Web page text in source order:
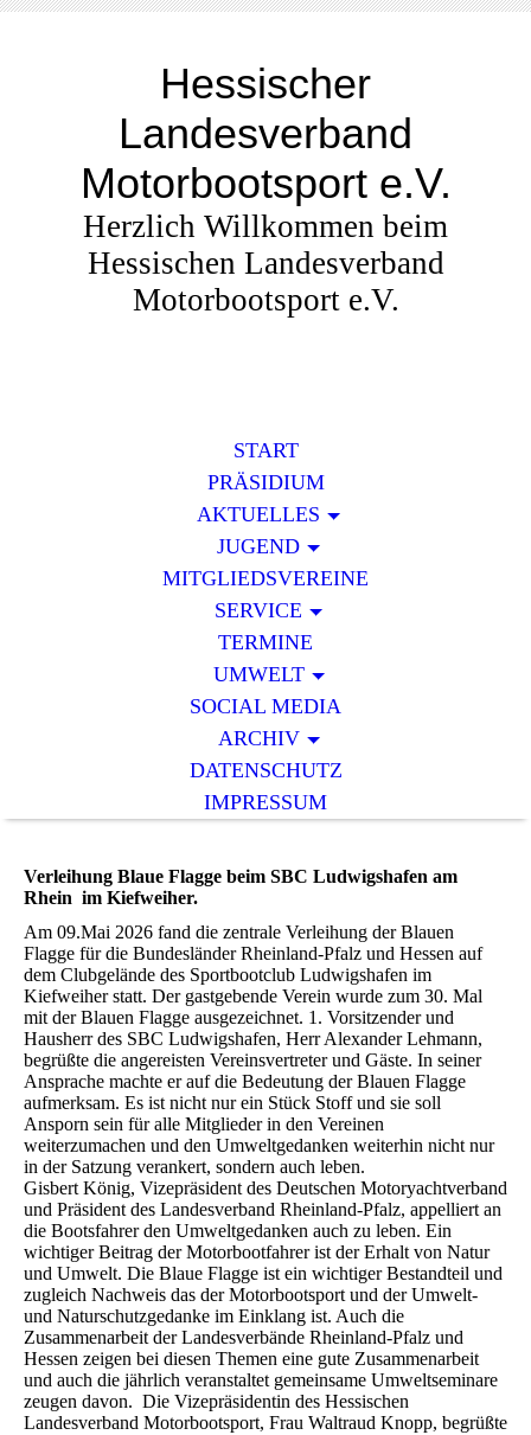
Hessischer
Landesverband
Motorbootsport e.V.
Herzlich Willkommen beim
Hessischen Landesverband
Motorbootsport e.V.
START
PRÄSIDIUM
AKTUELLES
JUGEND
MITGLIEDSVEREINE
SERVICE
TERMINE
UMWELT
SOCIAL MEDIA
ARCHIV
DATENSCHUTZ
IMPRESSUM
Verleihung Blaue Flagge beim SBC Ludwigshafen am
Rhein im Kiefweiher.
Am 09.Mai 2026 fand die zentrale Verleihung der Blauen
Flagge für die Bundesländer Rheinland-Pfalz und Hessen auf
dem Clubgelände des Sportbootclub Ludwigshafen im
Kiefweiher statt. Der gastgebende Verein wurde zum 30. Mal
mit der Blauen Flagge ausgezeichnet. 1. Vorsitzender und
Hausherr des SBC Ludwigshafen, Herr Alexander Lehmann,
begrüßte die angereisten Vereinsvertreter und Gäste. In seiner
Ansprache machte er auf die Bedeutung der Blauen Flagge
aufmerksam. Es ist nicht nur ein Stück Stoff und sie soll
Ansporn sein für alle Mitglieder in den Vereinen
weiterzumachen und den Umweltgedanken weiterhin nicht nur
in der Satzung verankert, sondern auch leben.
Gisbert König, Vizepräsident des Deutschen Motoryachtverband
und Präsident des Landesverband Rheinland-Pfalz, appelliert an
die Bootsfahrer den Umweltgedanken auch zu leben. Ein
wichtiger Beitrag der Motorbootfahrer ist der Erhalt von Natur
und Umwelt. Die Blaue Flagge ist ein wichtiger Bestandteil und
zugleich Nachweis das der Motorbootsport und der Umwelt-
und Naturschutzgedanke im Einklang ist. Auch die
Zusammenarbeit der Landesverbände Rheinland-Pfalz und
Hessen zeigen bei diesen Themen eine gute Zusammenarbeit
und auch die jährlich veranstaltet gemeinsame Umweltseminare
zeugen davon. Die Vizepräsidentin des Hessischen
Landesverband Motorbootsport, Frau Waltraud Knopp, begrüßte